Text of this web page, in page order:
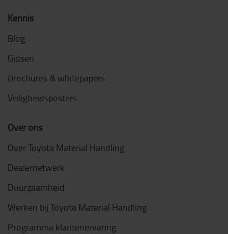
Kennis
Blog
Gidsen
Brochures & whitepapers
Veiligheidsposters
Over ons
Over Toyota Material Handling
Dealernetwerk
Duurzaamheid
Werken bij Toyota Material Handling
Programma klantenervaring